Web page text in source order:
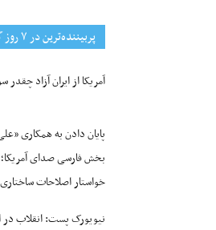
پربیننده‌ترین‌ در ۷ روز گذشته
آمریکا از ایران آزاد
پایان دادن به همکاری
بخش فارسی صدای
خواستار اصلاحات
نیویورک پست: انقلاب